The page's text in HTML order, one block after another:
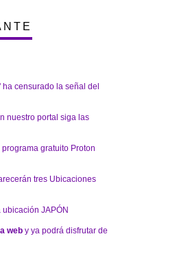
censurado la señal del
nuestro portal siga las
gratuito Proton
tres Ubicaciones
ubicación JAPÓN
web y ya podrá disfrutar de